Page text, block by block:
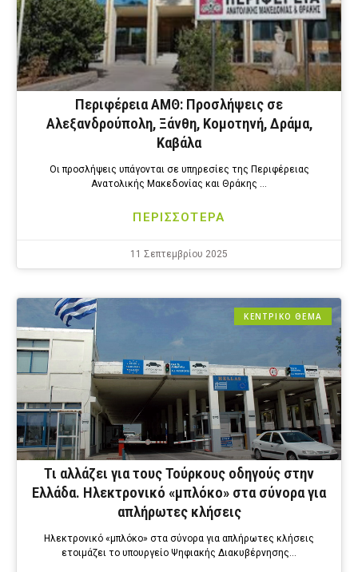
Περιφέρεια ΑΜΘ: Προσλήψεις σε
Αλεξανδρούπολη, Ξάνθη, Κομοτηνή, Δράμα,
Καβάλα
Οι προσλήψεις υπάγονται σε υπηρεσίες της Περιφέρειας
Ανατολικής Μακεδονίας και Θράκης …
ΠΕΡΙΣΣΟΤΕΡΑ
11 Σεπτεμβρίου 2025
ΚΕΝΤΡΙΚΟ ΘΕΜΑ
Τι αλλάζει για τους Τούρκους οδηγούς στην
Ελλάδα. Ηλεκτρονικό «μπλόκο» στα σύνορα για
απλήρωτες κλήσεις
Ηλεκτρονικό «μπλόκο» στα σύνορα για απλήρωτες κλήσεις
ετοιμάζει το υπουργείο Ψηφιακής Διακυβέρνησης…